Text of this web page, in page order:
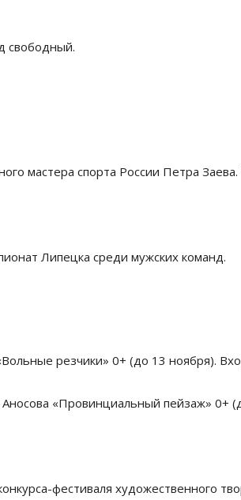
свободный.
мастера спорта России Петра Заева.
Липецка среди мужских команд.
резчики» 0+ (до 13 ноября).
«Провинциальный пейзаж» 0+
фестиваля художественного